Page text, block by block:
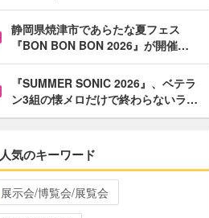
静岡県焼津市であらたな夏フェス
『BON BON BON 2026』が開催…
『SUMMER SONIC 2026』、ベテラ
ン3組の懐メロだけで終わらないラ…
人気のキーワード
展示会/博覧会/展覧会